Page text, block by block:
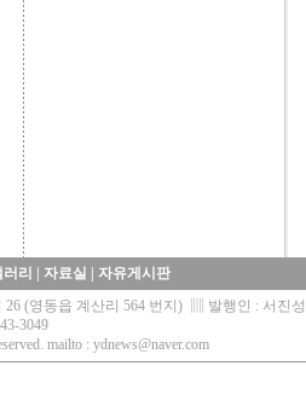
리 자료실
자유게시판
(영동읍 계산리 564 번지) ▥ 발행인 : 서진성
3049
mailto : ydnews@naver.com